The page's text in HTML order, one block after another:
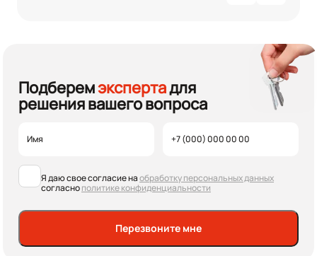
Подберемэкспертадля
решения вашего вопроса
Я даю свое согласие наобработку персональных данных
согласнополитике конфиденциальности
Перезвоните мне